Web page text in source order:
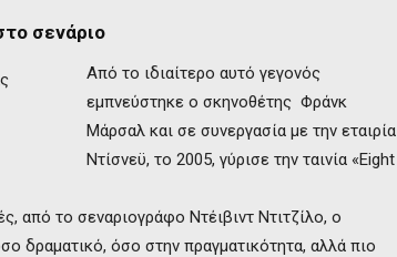
σενάριο
Από το ιδιαίτερο αυτό γεγονός
εμπνεύστηκε ο σκηνοθέτης Φράνκ
Μάρσαλ και σε συνεργασία με την εταιρία
Ντίσνεϋ, το 2005, γύρισε την ταινία «Eight
από το σεναριογράφο Ντέιβιντ Ντιτζίλο, ο
δραματικό, όσο στην πραγματικότητα, αλλά πιο